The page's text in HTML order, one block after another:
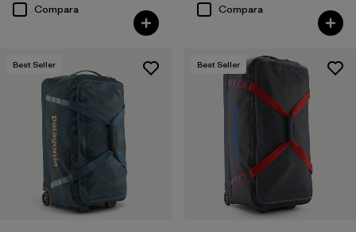
Compara
Compara
Best Seller Best Seller